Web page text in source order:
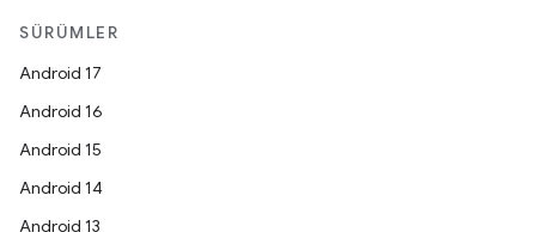
SÜRÜMLER
Android 17
Android 16
Android 15
Android 14
Android 13